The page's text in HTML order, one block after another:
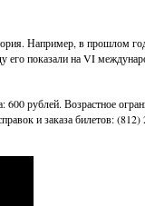
Например, в прошлом
его показали на VI
рублей. Возрастное
и заказа билетов: (812)